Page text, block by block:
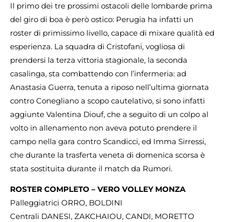
Il primo dei tre prossimi ostacoli delle lombarde prima
del giro di boa è però ostico: Perugia ha infatti un
roster di primissimo livello, capace di mixare qualità ed
esperienza. La squadra di Cristofani, vogliosa di
prendersi la terza vittoria stagionale, la seconda
casalinga, sta combattendo con l’infermeria: ad
Anastasia Guerra, tenuta a riposo nell’ultima giornata
contro Conegliano a scopo cautelativo, si sono infatti
aggiunte Valentina Diouf, che a seguito di un colpo al
volto in allenamento non aveva potuto prendere il
campo nella gara contro Scandicci, ed Imma Sirressi,
che durante la trasferta veneta di domenica scorsa è
stata sostituita durante il match da Rumori.
ROSTER COMPLETO – VERO VOLLEY MONZA
Palleggiatrici ORRO, BOLDINI
Centrali DANESI, ZAKCHAIOU, CANDI, MORETTO